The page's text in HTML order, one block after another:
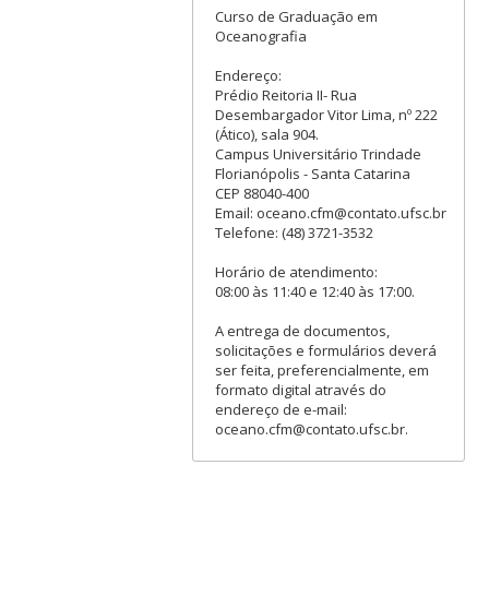
Curso de Graduação em
Oceanografia
Endereço:
Prédio Reitoria II- Rua
Desembargador Vitor Lima, nº 222
(Ático), sala 904.
Campus Universitário Trindade
Florianópolis - Santa Catarina
CEP 88040-400
Email: oceano.cfm@contato.ufsc.br
Telefone: (48) 3721-3532
Horário de atendimento:
08:00 às 11:40 e 12:40 às 17:00.
A entrega de documentos,
solicitações e formulários deverá
ser feita, preferencialmente, em
formato digital através do
endereço de e-mail:
oceano.cfm@contato.ufsc.br.